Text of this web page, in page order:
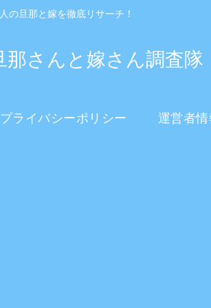
の旦那と嫁を徹底リサーチ！
那さんと嫁さん調査隊
プライバシーポリシー 運営者